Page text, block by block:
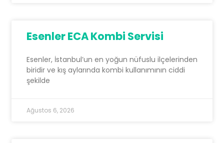
Esenler ECA Kombi Servisi
Esenler, İstanbul’un en yoğun nüfuslu ilçelerinden
biridir ve kış aylarında kombi kullanımının ciddi
şekilde
Ağustos 6, 2026